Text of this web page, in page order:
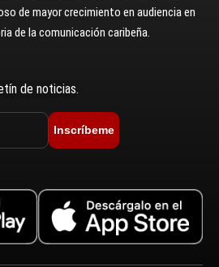
de mayor crecimiento en audiencia en
de la comunicación caribeña.
de noticias.
Inscríbeme